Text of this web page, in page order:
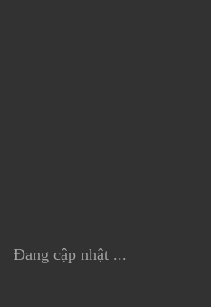
Đang cập nhật ...